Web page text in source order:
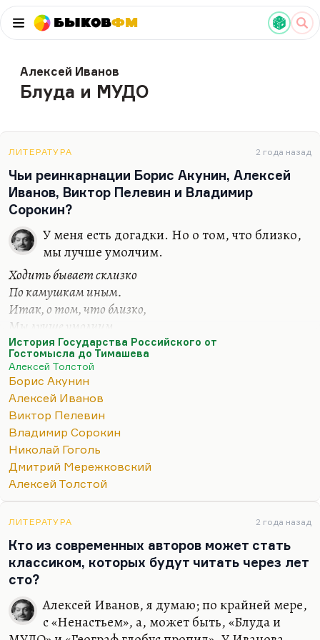
БыковФМ
Алексей Иванов
Блуда и МУДО
ЛИТЕРАТУРА 2 года назад
Чьи реинкарнации Борис Акунин, Алексей
Иванов, Виктор Пелевин и Владимир
Сорокин?
У меня есть догадки. Но о том, что близко,
мы лучше умолчим.
Ходить бывает склизко
По камушкам иным.
Итак, о том, что близко,
Мы лучше умолчим.
Пелевин очень близок к Гоголю — во всяком
случае, по главным чертам своего дарования — но
инкарнацией его не является. Дело в том, что,
понимаете, постсоветская история — она, рискну
сказать, в некотором отношении и пострусская.
Как правильно сказал тот же Пелевин, вишневый
сад выжил в морозах Колымы, но задохнулся,
когда не стало кислорода. Вообще в
постсоветских временах, он правильно писал,
Он правильно почувствовал, что советское было
каким-то больным изводом…
История Государства Российского от
Гостомысла до Тимашева
Алексей Толстой
Борис Акунин
Алексей Иванов
Виктор Пелевин
Владимир Сорокин
Николай Гоголь
Дмитрий Мережковский
Алексей Толстой
ЛИТЕРАТУРА 2 года назад
Кто из современных авторов может стать
классиком, которых будут читать через лет
сто?
Алексей Иванов, я думаю; по крайней мере,
с «Ненастьем», а, может быть, «Блуда и